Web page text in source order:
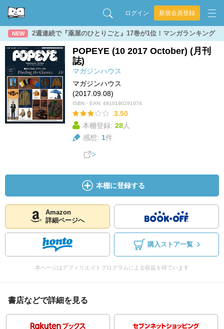
ログイン 新規会員登録
NEW 2週連続で『薬屋のひとりごと』17巻が1位！マンガランキング
POPEYE (10 2017 October) (月刊
誌)
マガジンハウス
マガジンハウス
(2017.09.08)
ISBN・EAN: 4910180291074
3.50
本棚登録: 28人
感想: 1件
本棚に登録する
Amazon
詳細ページへ
購入ストア一覧
本ページはアフィリエイトプログラムによる収益を得ています
書店などで詳細を見る